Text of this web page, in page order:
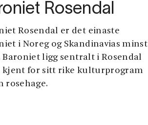
Rosendal
Rosendal er det einaste
i Noreg og Skandinavias
Baroniet ligg sentralt i Rosendal
kjent for sitt rike kulturprogram
rosehage.